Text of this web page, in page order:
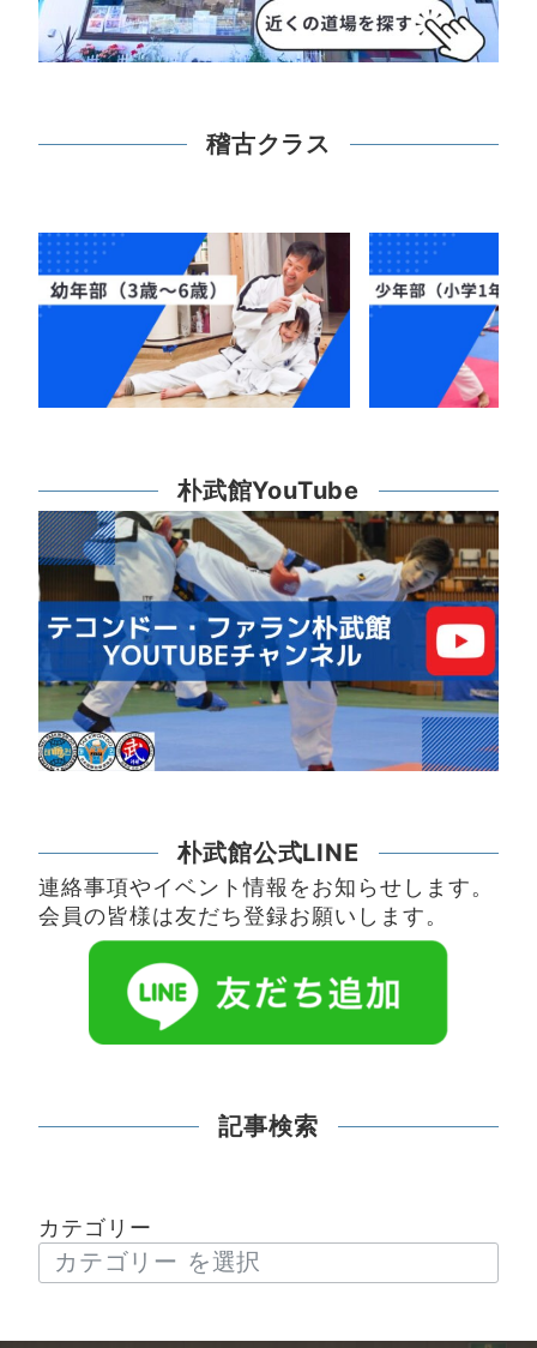
稽古クラス
朴武館YouTube
朴武館公式LINE
連絡事項やイベント情報をお知らせします。
会員の皆様は友だち登録お願いします。
記事検索
カテゴリー